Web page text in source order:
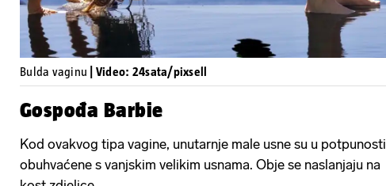
Bulda vaginu | Video: 24sata/pixsell
Gospođa Barbie
Kod ovakvog tipa vagine, unutarnje male usne su u potpunosti
obuhvaćene s vanjskim velikim usnama. Obje se naslanjaju na